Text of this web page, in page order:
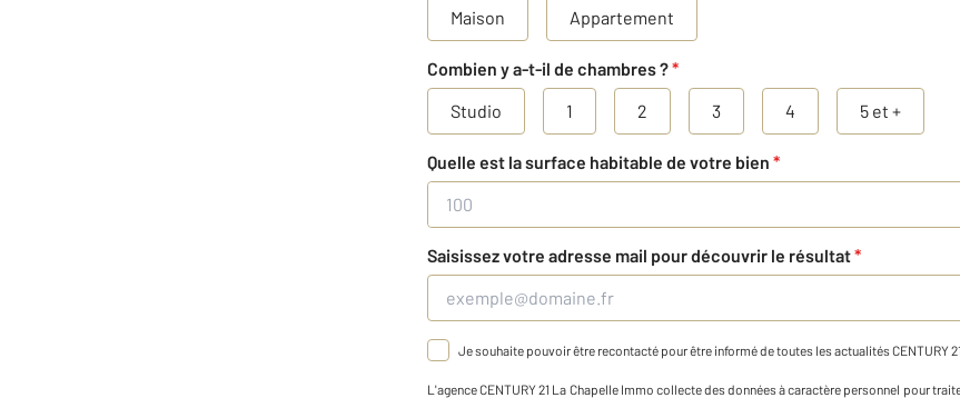
Maison
Appartement
Combien y a-t-il de chambres ?*
Studio
1 2 3 4 5 et +
Quelle est la surface habitable de votre bien *
Saisissez votre adresse mail pour découvrir le résultat*
Je souhaite pouvoir être recontacté pour être informé de toutes les actualités CENTURY 21
L'agenceCENTURY 21 La Chapelle Immo collecte des données à caractère personnel pour